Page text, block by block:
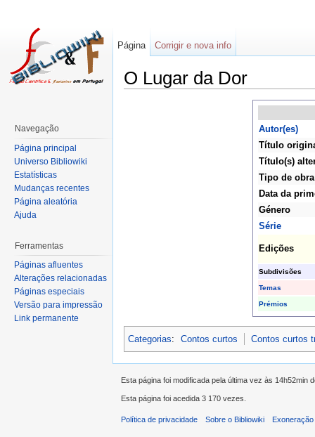
O Lugar da Dor
Autor(es)
Título
Título(s)
Tipo de obra
Data da
Género
Série
Edições
Subdivisões
Temas
Prémios
Categorias: Contos curtos Contos curtos
Página Corrigir e nova info
Navegação
Página principal
Universo Bibliowiki
Estatísticas
Mudanças recentes
Página aleatória
Ajuda
Ferramentas
Páginas afluentes
Alterações relacionadas
Páginas especiais
Versão para impressão
Link permanente
Esta página foi modificada pela última vez às 14h52min
Esta página foi acedida 3 170 vezes.
Política de privacidade Sobre o Bibliowiki